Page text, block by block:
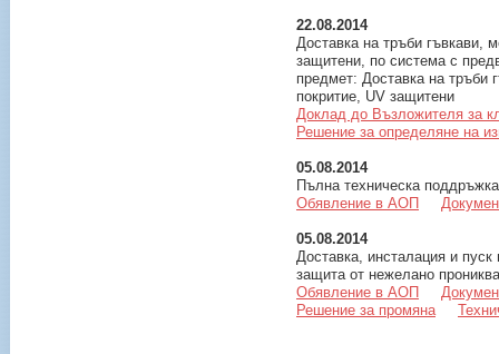
22.08.2014
Доставка на тръби гъвкави,
защитени, по система с
предмет: Доставка на
покритие, UV защитени
Доклад до Възложителя за
Решение за определяне на
05.08.2014
Пълна техническа
Обявление в АОП
05.08.2014
Доставка, инсталация и пуск
защита от нежелано
Обявление в АОП
Решение за промяна